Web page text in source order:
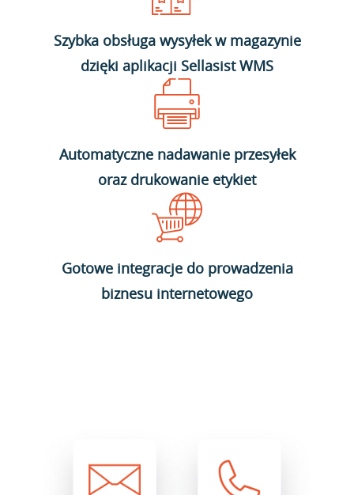
Szybka obsługa wysyłek w magazynie
dzięki aplikacji Sellasist WMS
Automatyczne nadawanie przesyłek
oraz drukowanie etykiet
Gotowe integracje do prowadzenia
biznesu internetowego